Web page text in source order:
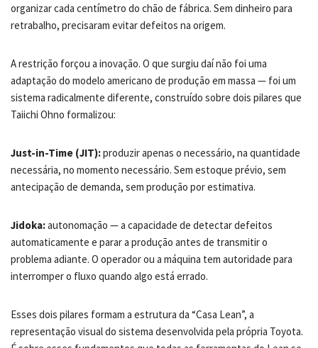
organizar cada centímetro do chão de fábrica. Sem dinheiro para
retrabalho, precisaram evitar defeitos na origem.
A restrição forçou a inovação. O que surgiu daí não foi uma
adaptação do modelo americano de produção em massa — foi um
sistema radicalmente diferente, construído sobre dois pilares que
Taiichi Ohno formalizou:
Just-in-Time (JIT):produzir apenas o necessário, na quantidade
necessária, no momento necessário. Sem estoque prévio, sem
antecipação de demanda, sem produção por estimativa.
Jidoka:autonomação — a capacidade de detectar defeitos
automaticamente e parar a produção antes de transmitir o
problema adiante. O operador ou a máquina tem autoridade para
interromper o fluxo quando algo está errado.
Esses dois pilares formam a estrutura da “Casa Lean”, a
representação visual do sistema desenvolvida pela própria Toyota.